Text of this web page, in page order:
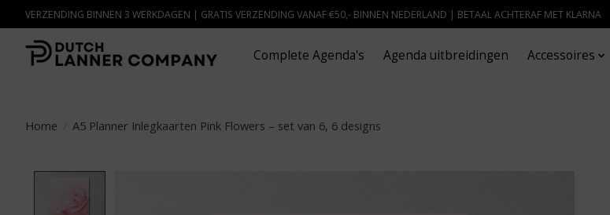
VERZENDING BINNEN 3 WERKDAGEN | GRATIS VERZENDING VANAF €50,- BINNEN NEDERLAND | BETAAL ACHTERAF MET KLARNA
Complete Agenda's Agenda uitbreidingen Accessoires
Home A5 Planner Inlegkaarten Pink Flowers – set van 6, 6 designs